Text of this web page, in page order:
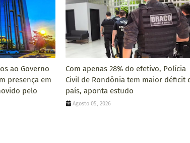
ao Governo
presença em
pelo
Com apenas 28% do efetivo, Polícia
Civil de Rondônia tem maior déficit
país, aponta estudo
Agosto 05, 2026